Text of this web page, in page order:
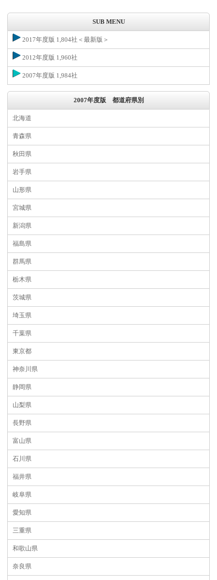
SUB MENU
2017年度版 1,804社＜最新版＞
2012年度版 1,960社
2007年度版 1,984社
2007年度版 都道府県別
北海道
青森県
秋田県
岩手県
山形県
宮城県
新潟県
福島県
群馬県
栃木県
茨城県
埼玉県
千葉県
東京都
神奈川県
静岡県
山梨県
長野県
富山県
石川県
福井県
岐阜県
愛知県
三重県
和歌山県
奈良県